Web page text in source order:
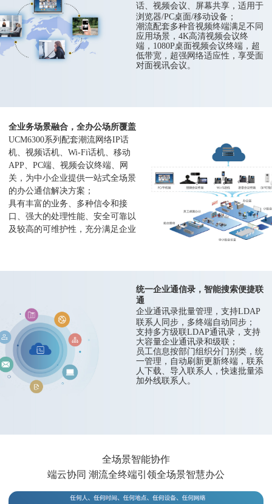
话、视频会议、屏幕共享，适用于
浏览器/PC桌面/移动设备；
潮流配套多种音视频终端满足不同
应用场景，4K高清视频会议终
端，1080P桌面视频会议终端，超
低带宽，超强网络适应性，享受面
对面视讯会议。
全业务场景融合，全办公场所覆盖
UCM6300系列配套潮流网络IP话
机、视频话机、Wi-Fi话机、移动
APP、PC端、视频会议终端、网
关，为中小企业提供一站式全场景
的办公通信解决方案；
具有丰富的业务、多种信令和接
口、强大的处理性能、安全可靠以
及较高的可维护性，充分满足企业
统一企业通信录，智能搜索便捷联
通
企业通讯录批量管理，支持LDAP
联系人同步，多终端自动同步；
支持多方级联LDAP通讯录，支持
大容量企业通讯录和级联；
员工信息按部门组织分门别类，统
一管理，自动刷新更新终端，联系
人下载、导入联系人，快速批量添
加外线联系人。
潮流网络设备管理平台 (GDMS)，
零操作管理UCM 6300 IPPBX及全
全场景智能协作
端云协同 潮流全终端引领全场景智慧办公